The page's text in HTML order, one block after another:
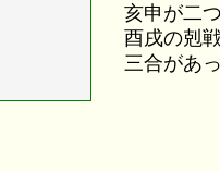
亥申が二
酉戌の剋
三合があ